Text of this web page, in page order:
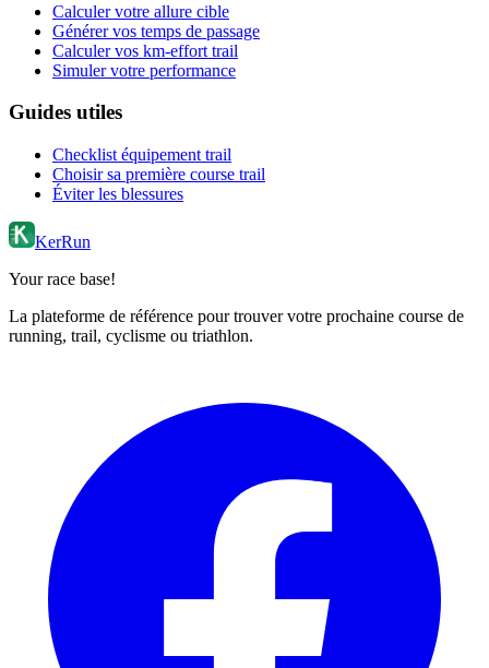
Calculer votre allure cible
Générer vos temps de passage
Calculer vos km-effort trail
Simuler votre performance
Guides utiles
Checklist équipement trail
Choisir sa première course trail
Éviter les blessures
KerRun
Your race base!
La plateforme de référence pour trouver votre prochaine course de
running, trail, cyclisme ou triathlon.